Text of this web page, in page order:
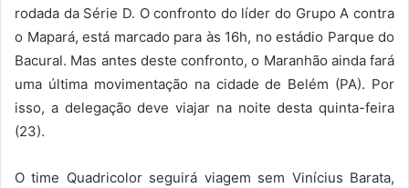
rodada da Série D. O confronto do líder do Grupo A contra
o Mapará, está marcado para às 16h, no estádio Parque do
Bacural. Mas antes deste confronto, o Maranhão ainda fará
uma última movimentação na cidade de Belém (PA). Por
isso, a delegação deve viajar na noite desta quinta-feira
(23).
O time Quadricolor seguirá viagem sem Vinícius Barata,